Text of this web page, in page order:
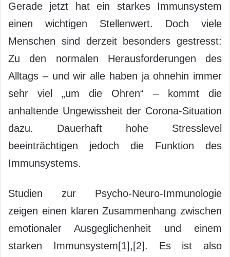
Gerade jetzt hat ein starkes Immunsystem
einen wichtigen Stellenwert. Doch viele
Menschen sind derzeit besonders gestresst:
Zu den normalen Herausforderungen des
Alltags – und wir alle haben ja ohnehin immer
sehr viel „um die Ohren“ – kommt die
anhaltende Ungewissheit der Corona-Situation
dazu. Dauerhaft hohe Stresslevel
beeinträchtigen jedoch die Funktion des
Immunsystems.
Studien zur Psycho-Neuro-Immunologie
zeigen einen klaren Zusammenhang zwischen
emotionaler Ausgeglichenheit und einem
starken Immunsystem[1],[2]. Es ist also